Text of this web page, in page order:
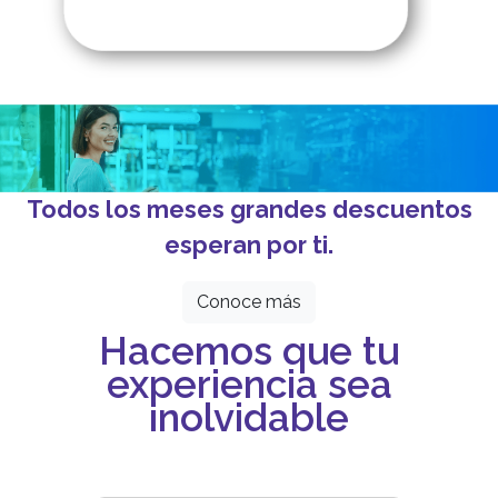
Todos los meses grandes descuentos
esperan por ti.
Conoce más
Hacemos que tu
experiencia sea
inolvidable